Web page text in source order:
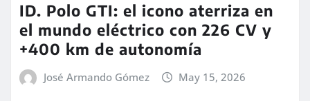
ID. Polo GTI: el icono aterriza en
el mundo eléctrico con 226 CV y
+400 km de autonomía
José Armando Gómez May 15, 2026